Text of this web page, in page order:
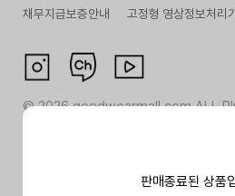
판매종료된 상품
채무지급보증안내
고정형 영상정보처리
©2026goodwearmall.com ALL